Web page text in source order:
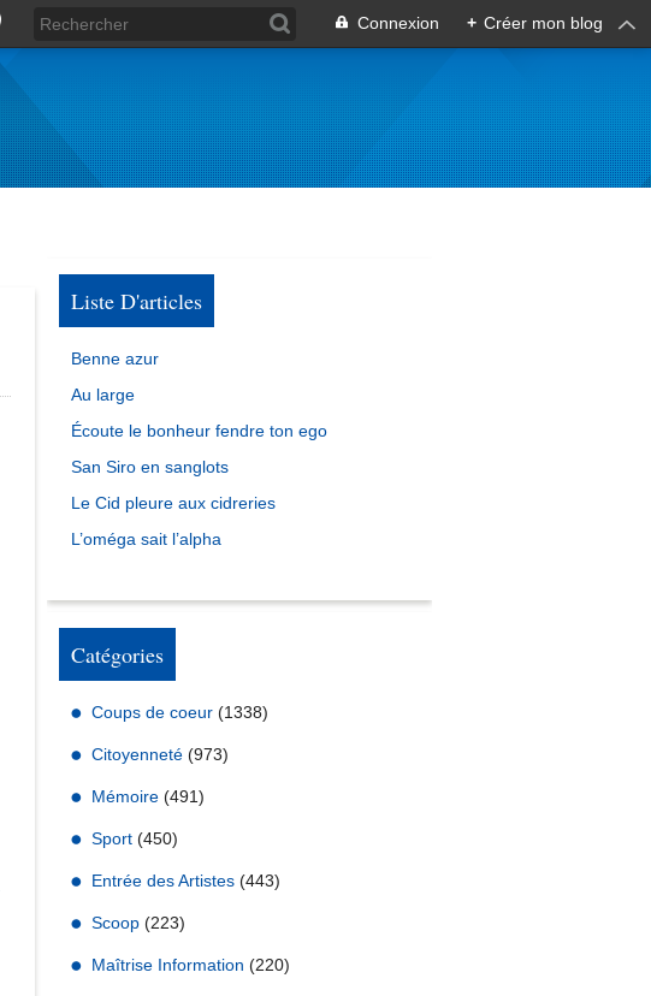
Connexion + Créer mon blog
Liste D'articles
Benne azur
Au large
Écoute le bonheur fendre ton ego
San Siro en sanglots
Le Cid pleure aux cidreries
L’oméga sait l’alpha
Catégories
Coups de coeur (1338)
Citoyenneté (973)
Mémoire (491)
Sport (450)
Entrée des Artistes (443)
Scoop (223)
Maîtrise Information (220)